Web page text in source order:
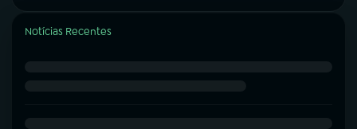
Notícias Recentes